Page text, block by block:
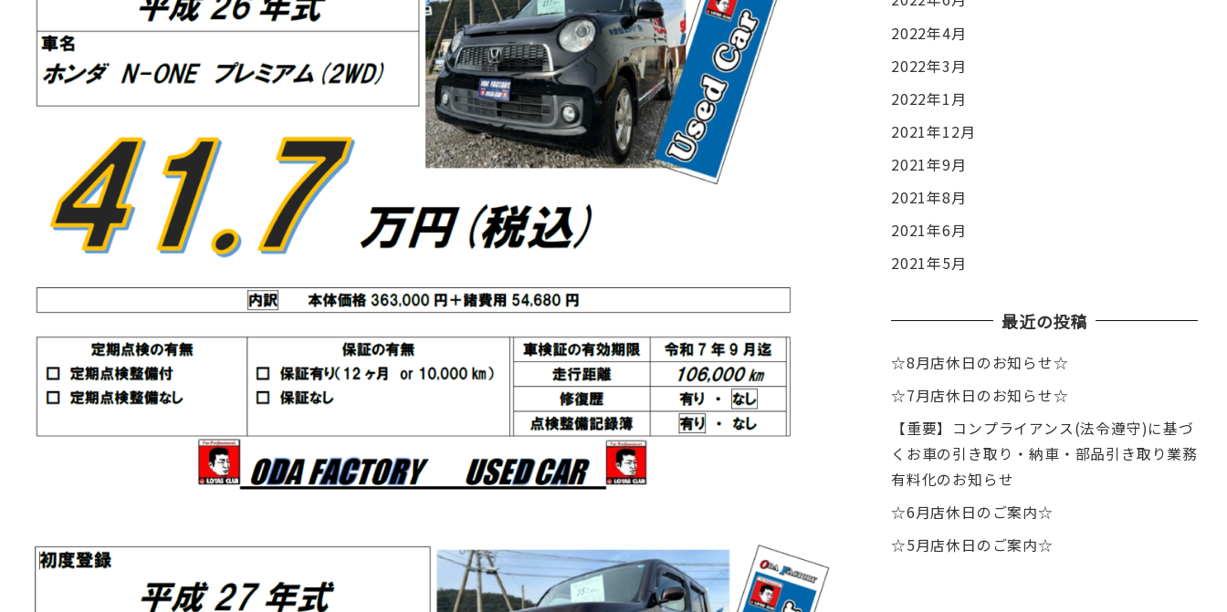
2022年4月
2022年3月
2022年1月
2021年12月
2021年9月
2021年8月
2021年6月
2021年5月
最近の投稿
☆8月店休日のお知らせ☆
☆7月店休日のお知らせ☆
【重要】コンプライアンス(法令遵守)に基づ
くお車の引き取り・納車・部品引き取り業務
有料化のお知らせ
☆6月店休日のご案内☆
☆5月店休日のご案内☆